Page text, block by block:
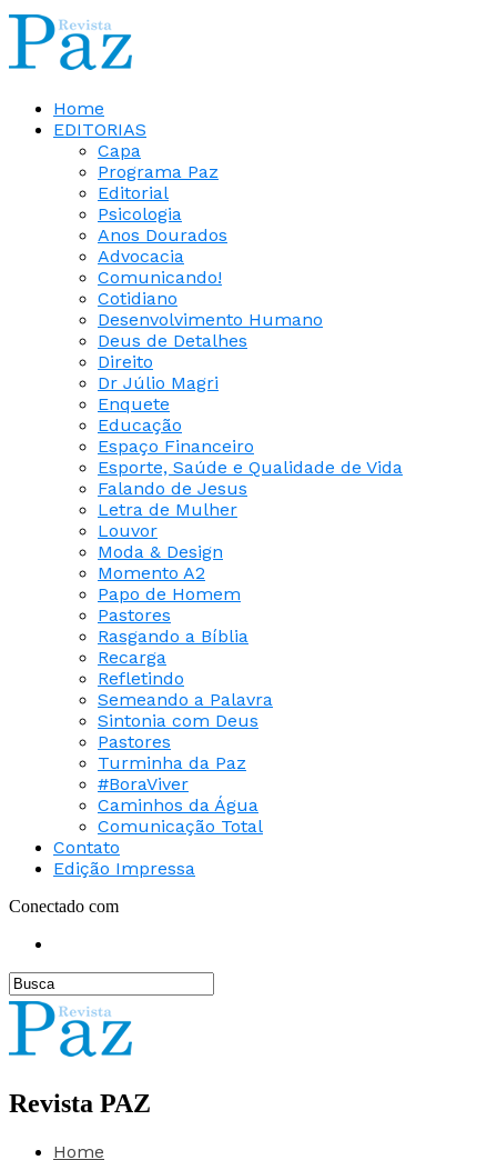
Home
EDITORIAS
Capa
Programa Paz
Editorial
Psicologia
Anos Dourados
Advocacia
Comunicando!
Cotidiano
Desenvolvimento Humano
Deus de Detalhes
Direito
Dr Júlio Magri
Enquete
Educação
Espaço Financeiro
Esporte, Saúde e Qualidade de Vida
Falando de Jesus
Letra de Mulher
Louvor
Moda & Design
Momento A2
Papo de Homem
Pastores
Rasgando a Bíblia
Recarga
Refletindo
Semeando a Palavra
Sintonia com Deus
Pastores
Turminha da Paz
#BoraViver
Caminhos da Água
Comunicação Total
Contato
Edição Impressa
Conectado com
Revista PAZ
Home